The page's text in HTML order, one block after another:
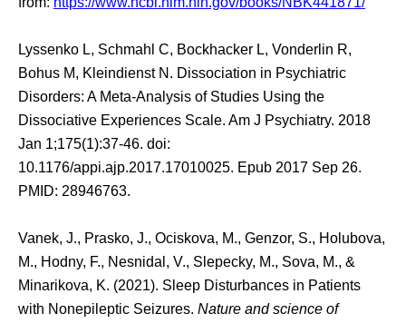
Lyssenko L, Schmahl C, Bockhacker L, Vonderlin R,
Bohus M, Kleindienst N. Dissociation in Psychiatric
Disorders: A Meta-Analysis of Studies Using the
Dissociative Experiences Scale. Am J Psychiatry. 2018
Jan 1;175(1):37-46. doi:
10.1176/appi.ajp.2017.17010025. Epub 2017 Sep 26.
PMID: 28946763.
Vanek, J., Prasko, J., Ociskova, M., Genzor, S., Holubova,
M., Hodny, F., Nesnidal, V., Slepecky, M., Sova, M., &
Minarikova, K. (2021). Sleep Disturbances in Patients
with Nonepileptic Seizures. Nature and science of